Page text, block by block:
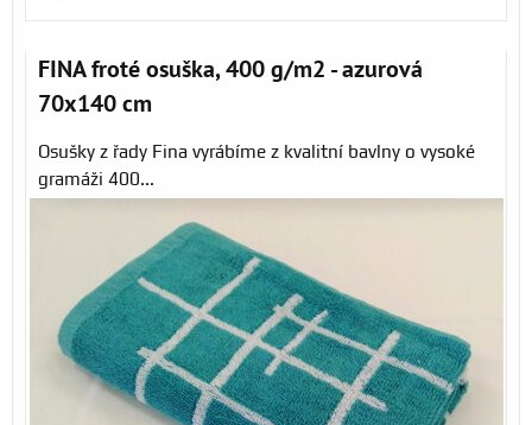
FINA froté osuška, 400 g/m2 - azurová
70x140 cm
Osušky z řady Fina vyrábíme z kvalitní bavlny o vysoké
gramáži 400...